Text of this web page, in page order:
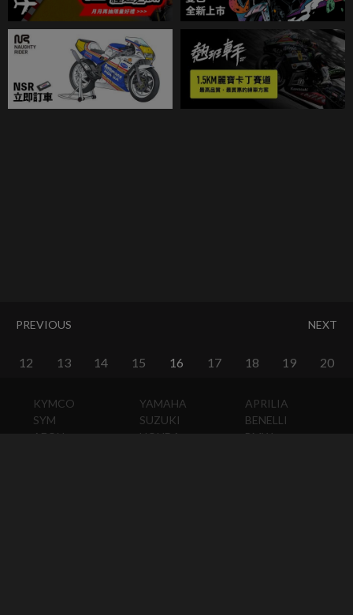
PREVIOUS NEXT
12 13 14 15 16 17 18 19 20
KYMCO
SYM
AEON
YAMAHA
SUZUKI
HONDA
APRILIA
BENELLI
BMW